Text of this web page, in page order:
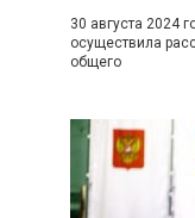
30 августа 2024
осуществила
общего